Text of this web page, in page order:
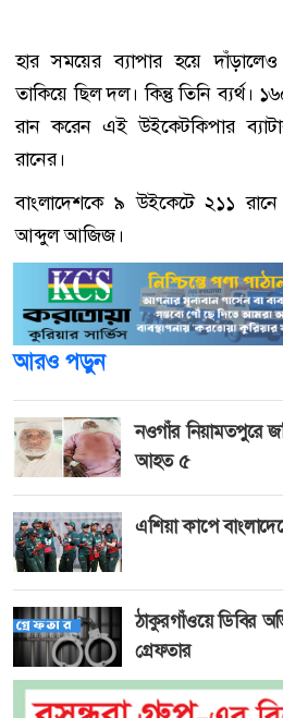
হার সময়ের ব্যাপার হয়ে দাঁড়ালেও
তাকিয়ে ছিল দল। কিন্তু তিনি
রান করেন এই উইকেটকিপার
রানের।
বাংলাদেশকে ৯ উইকেটে ২১১
আব্দুল আজিজ।
আরও পড়ুন
নওগাঁর নিয়ামতপুরে
আহত ৫
এশিয়া কাপে
ঠাকুরগাঁওয়ে ডিবির
গ্রেফতার